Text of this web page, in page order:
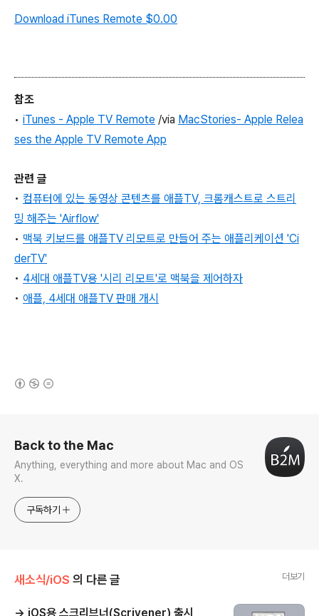
Download iTunes Remote $0.00
참조
• iTunes - Apple TV Remote /via MacStories- Apple Relea
ses the Apple TV Remote App
관련 글
• 컴퓨터에 있는 동영상 콘텐츠를 애플TV, 크롬캐스트로 스트리
밍 해주는 'Airflow'
• 맥북 키보드를 애플TV 리모트로 만들어 주는 애플리케이션 'Ci
derTV'
• 4세대 애플TV용 '시리 리모트'로 맥북을 제어하자
• 애플, 4세대 애플TV 판매 개시
Back to the Mac
Anything, everything and more about Mac and OS
X.
구독하기
새소식/iOS 의 다른 글 더보기
→ iOS용 스크리브너(Scrivener) 출시